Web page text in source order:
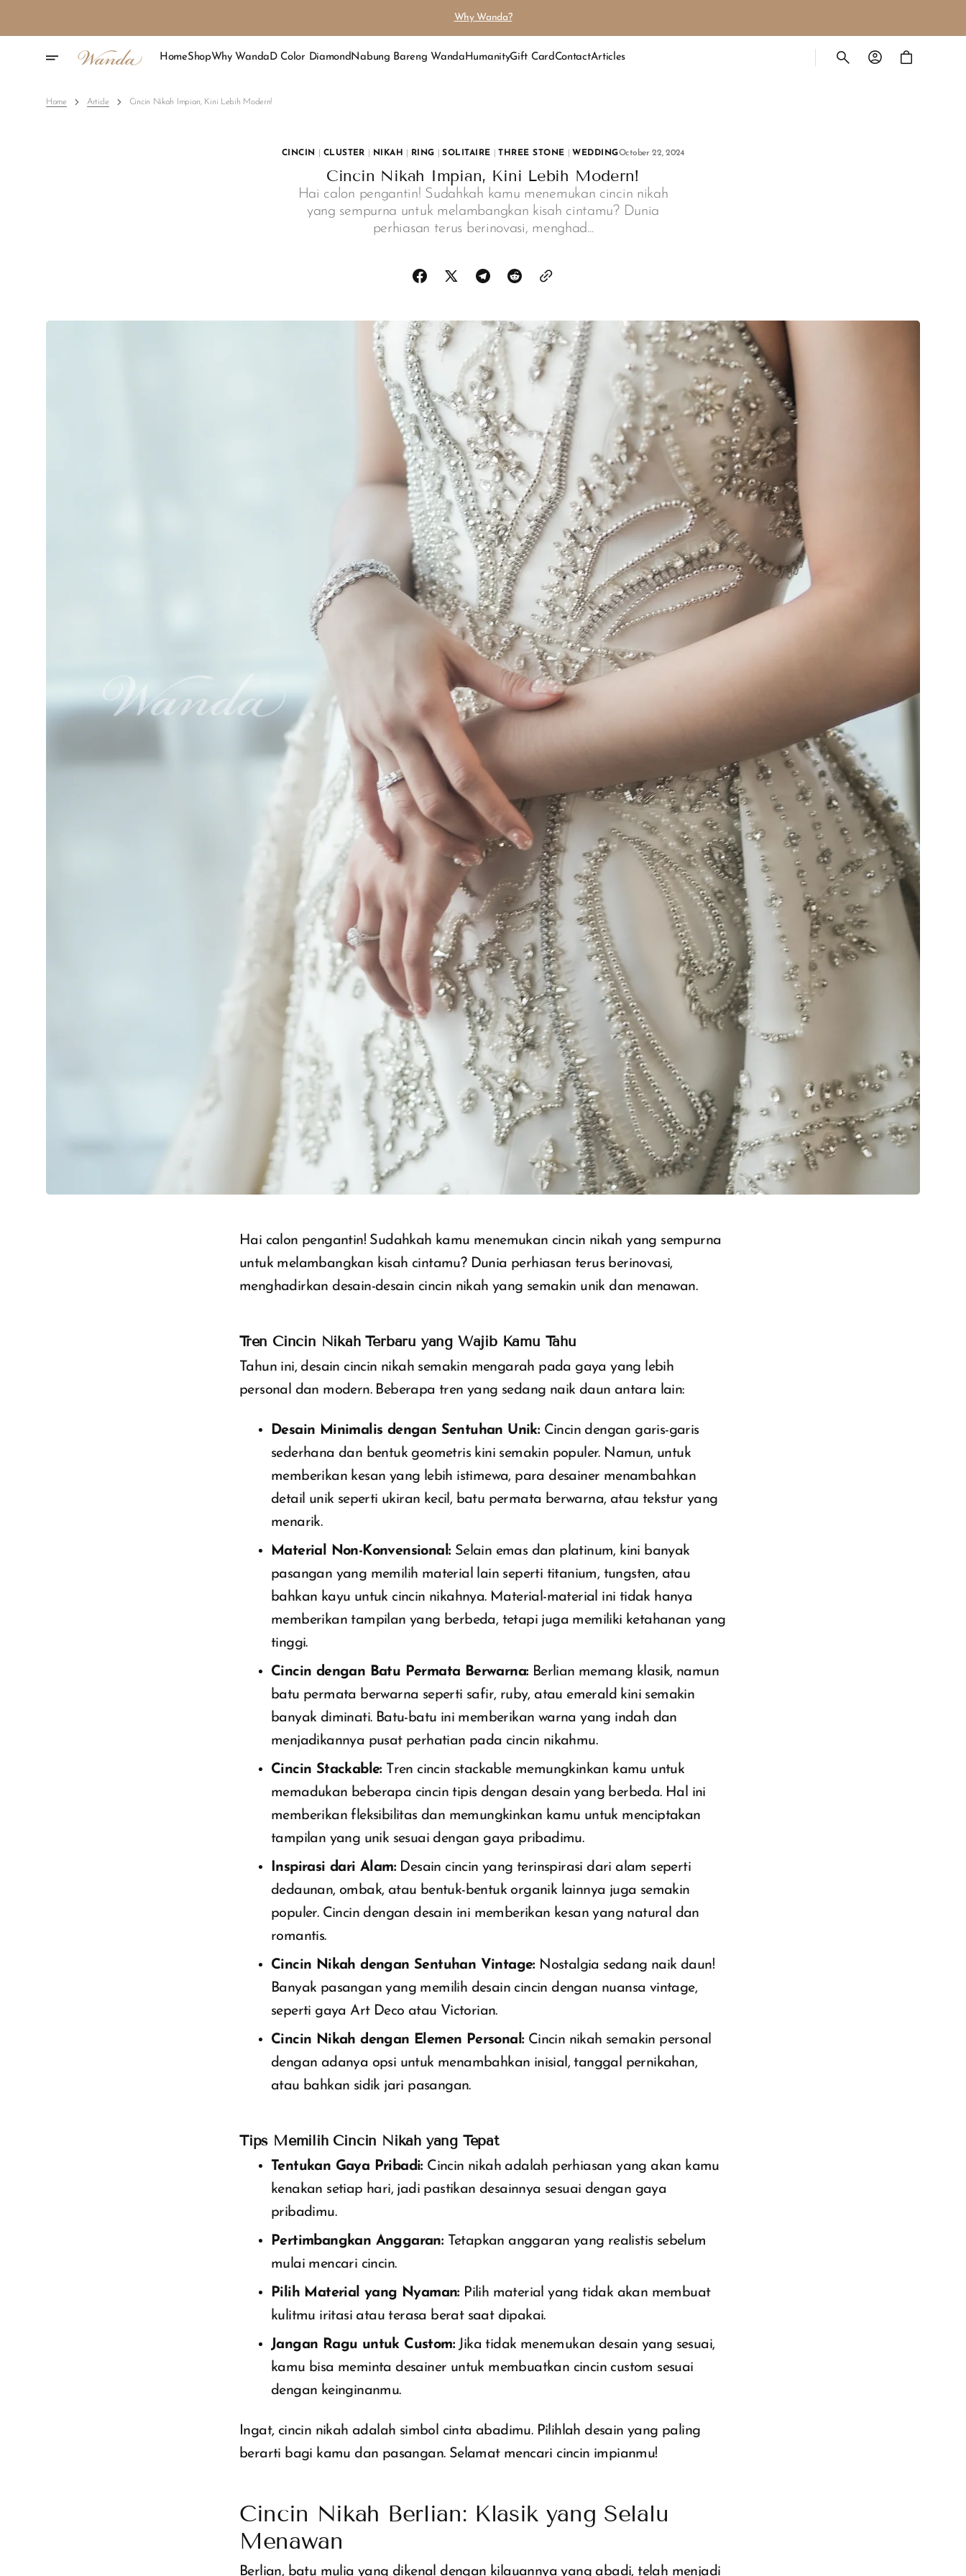
Why Wanda?
HomeShopWhy WandaD Color DiamondNabung Bareng WandaHumanityGift CardContactArticles Cart
Home Article Cincin Nikah Impian, Kini Lebih Modern!
CINCIN CLUSTER NIKAH RING SOLITAIRE THREE STONE WEDDINGOctober 22, 2024
Cincin Nikah Impian, Kini Lebih Modern!
Hai calon pengantin! Sudahkah kamu menemukan cincin nikah
yang sempurna untuk melambangkan kisah cintamu? Dunia
perhiasan terus berinovasi, menghad...
Hai calon pengantin! Sudahkah kamu menemukan cincin nikah yang sempurna
untuk melambangkan kisah cintamu? Dunia perhiasan terus berinovasi,
menghadirkan desain-desain cincin nikah yang semakin unik dan menawan.
Tren Cincin Nikah Terbaru yang Wajib Kamu Tahu
Tahun ini, desain cincin nikah semakin mengarah pada gaya yang lebih
personal dan modern. Beberapa tren yang sedang naik daun antara lain:
Desain Minimalis dengan Sentuhan Unik: Cincin dengan garis-garis
sederhana dan bentuk geometris kini semakin populer. Namun, untuk
memberikan kesan yang lebih istimewa, para desainer menambahkan
detail unik seperti ukiran kecil, batu permata berwarna, atau tekstur yang
menarik.
Material Non-Konvensional: Selain emas dan platinum, kini banyak
pasangan yang memilih material lain seperti titanium, tungsten, atau
bahkan kayu untuk cincin nikahnya. Material-material ini tidak hanya
memberikan tampilan yang berbeda, tetapi juga memiliki ketahanan yang
tinggi.
Cincin dengan Batu Permata Berwarna: Berlian memang klasik, namun
batu permata berwarna seperti safir, ruby, atau emerald kini semakin
banyak diminati. Batu-batu ini memberikan warna yang indah dan
menjadikannya pusat perhatian pada cincin nikahmu.
Cincin Stackable: Tren cincin stackable memungkinkan kamu untuk
memadukan beberapa cincin tipis dengan desain yang berbeda. Hal ini
memberikan fleksibilitas dan memungkinkan kamu untuk menciptakan
tampilan yang unik sesuai dengan gaya pribadimu.
Inspirasi dari Alam: Desain cincin yang terinspirasi dari alam seperti
dedaunan, ombak, atau bentuk-bentuk organik lainnya juga semakin
populer. Cincin dengan desain ini memberikan kesan yang natural dan
romantis.
Cincin Nikah dengan Sentuhan Vintage: Nostalgia sedang naik daun!
Banyak pasangan yang memilih desain cincin dengan nuansa vintage,
seperti gaya Art Deco atau Victorian.
Cincin Nikah dengan Elemen Personal: Cincin nikah semakin personal
dengan adanya opsi untuk menambahkan inisial, tanggal pernikahan,
atau bahkan sidik jari pasangan.
Tips Memilih Cincin Nikah yang Tepat
Tentukan Gaya Pribadi: Cincin nikah adalah perhiasan yang akan kamu
kenakan setiap hari, jadi pastikan desainnya sesuai dengan gaya
pribadimu.
Pertimbangkan Anggaran: Tetapkan anggaran yang realistis sebelum
mulai mencari cincin.
Pilih Material yang Nyaman: Pilih material yang tidak akan membuat
kulitmu iritasi atau terasa berat saat dipakai.
Jangan Ragu untuk Custom: Jika tidak menemukan desain yang sesuai,
kamu bisa meminta desainer untuk membuatkan cincin custom sesuai
dengan keinginanmu.
Ingat, cincin nikah adalah simbol cinta abadimu. Pilihlah desain yang paling
berarti bagi kamu dan pasangan. Selamat mencari cincin impianmu!
Cincin Nikah Berlian: Klasik yang Selalu
Menawan
Berlian, batu mulia yang dikenal dengan kilauannya yang abadi, telah menjadi